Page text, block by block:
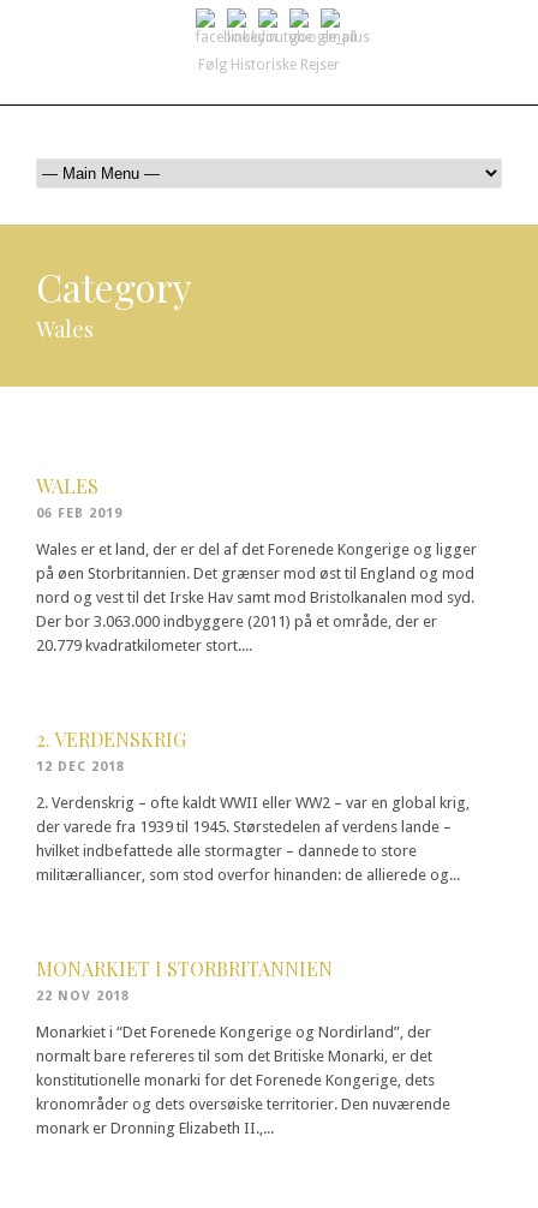
Følg Historiske Rejser
Category
Wales
WALES
06 FEB 2019
Wales er et land, der er del af det Forenede Kongerige og ligger
på øen Storbritannien. Det grænser mod øst til England og mod
nord og vest til det Irske Hav samt mod Bristolkanalen mod syd.
Der bor 3.063.000 indbyggere (2011) på et område, der er
20.779 kvadratkilometer stort....
2. VERDENSKRIG
12 DEC 2018
2. Verdenskrig – ofte kaldt WWII eller WW2 – var en global krig,
der varede fra 1939 til 1945. Størstedelen af verdens lande –
hvilket indbefattede alle stormagter – dannede to store
militæralliancer, som stod overfor hinanden: de allierede og...
MONARKIET I STORBRITANNIEN
22 NOV 2018
Monarkiet i “Det Forenede Kongerige og Nordirland”, der
normalt bare refereres til som det Britiske Monarki, er det
konstitutionelle monarki for det Forenede Kongerige, dets
kronområder og dets oversøiske territorier. Den nuværende
monark er Dronning Elizabeth II.,...